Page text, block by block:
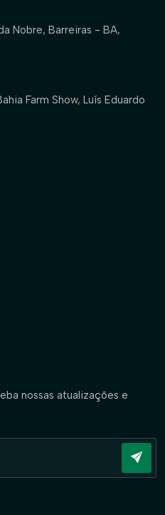
Nobre, Barreiras - BA,
Farm Show, Luís Eduardo
nossas atualizações e